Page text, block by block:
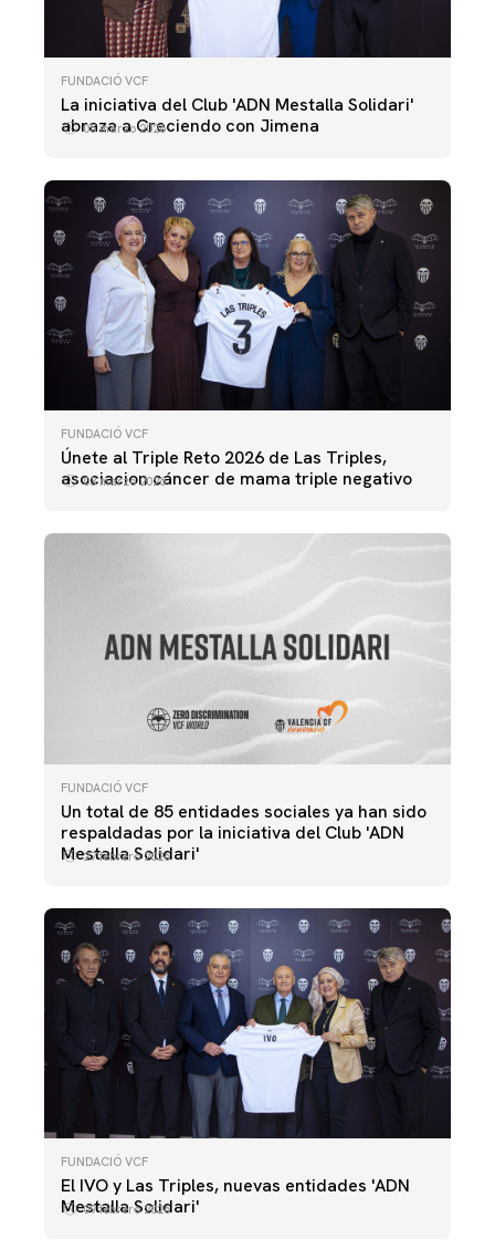
FUNDACIÓ VCF
La iniciativa del Club 'ADN Mestalla Solidari'
abraza a Creciendo con Jimena
05 marzo 2026
FUNDACIÓ VCF
Únete al Triple Reto 2026 de Las Triples,
asociacion cáncer de mama triple negativo
03 marzo 2026
FUNDACIÓ VCF
Un total de 85 entidades sociales ya han sido
respaldadas por la iniciativa del Club 'ADN
Mestalla Solidari'
27 febrero 2026
FUNDACIÓ VCF
El IVO y Las Triples, nuevas entidades 'ADN
Mestalla Solidari'
09 febrero 2026